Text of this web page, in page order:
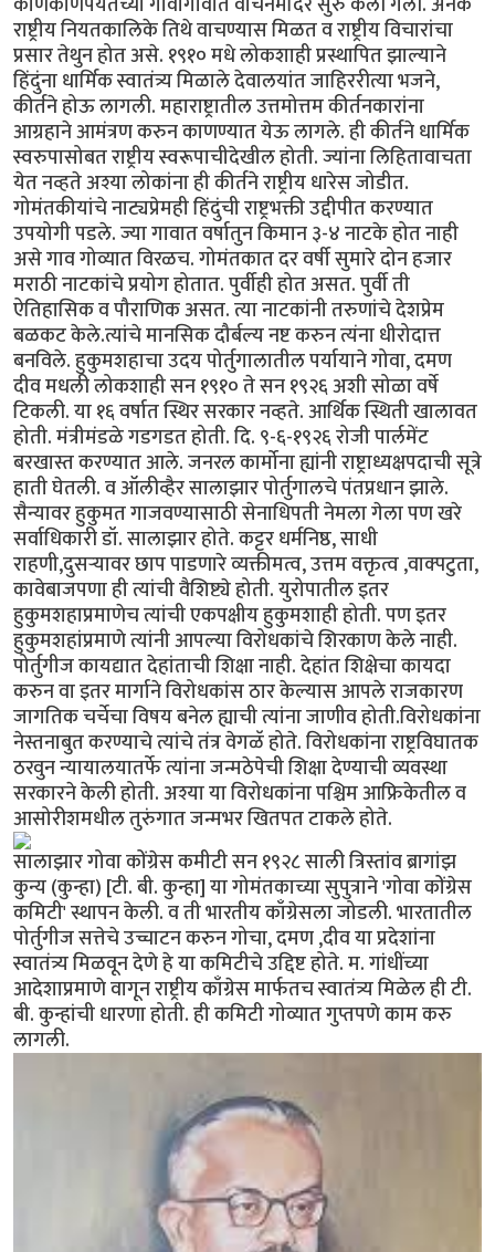
राष्ट्रीय नियतकालिके तिथे वाचण्यास मिळत व राष्ट्रीय विचारांचा
प्रसार तेथुन होत असे. १९१० मधे लोकशाही प्रस्थापित झाल्याने
हिंदुंना धार्मिक स्वातंत्र्य मिळाले देवालयांत जाहिररीत्या भजने,
कीर्तने होऊ लागली. महाराष्ट्रातील उत्तमोत्तम कीर्तनकारांना
आग्रहाने आमंत्रण करुन काणण्यात येऊ लागले. ही कीर्तने धार्मिक
स्वरुपासोबत राष्ट्रीय स्वरूपाचीदेखील होती. ज्यांना लिहितावाचता
येत नव्हते अश्या लोकांना ही कीर्तने राष्ट्रीय धारेस जोडीत.
गोमंतकीयांचे नाट्यप्रेमही हिंदुंची राष्ट्रभक्ती उद्दीपीत करण्यात
उपयोगी पडले. ज्या गावात वर्षातुन किमान ३-४ नाटके होत नाही
असे गाव गोव्यात विरळच. गोमंतकात दर वर्षी सुमारे दोन हजार
मराठी नाटकांचे प्रयोग होतात. पुर्वीही होत असत. पुर्वी ती
ऐतिहासिक व पौराणिक असत. त्या नाटकांनी तरुणांचे देशप्रेम
बळकट केले.त्यांचे मानसिक दौर्बल्य नष्ट करुन त्यंना धीरोदात्त
बनविले. हुकुमशहाचा उदय पोर्तुगालातील पर्यायाने गोवा, दमण
दीव मधली लोकशाही सन १९१० ते सन १९२६ अशी सोळा वर्षे
टिकली. या १६ वर्षात स्थिर सरकार नव्हते. आर्थिक स्थिती खालावत
होती. मंत्रीमंडळे गडगडत होती. दि. ९-६-१९२६ रोजी पार्लमेंट
बरखास्त करण्यात आले. जनरल कार्मोना ह्यांनी राष्ट्राध्यक्षपदाची सूत्रे
हाती घेतली. व ऑलीव्हैर सालाझार पोर्तुगालचे पंतप्रधान झाले.
सैन्यावर हुकुमत गाजवण्यासाठी सेनाधिपती नेमला गेला पण खरे
सर्वाधिकारी डॉ. सालाझार होते. कट्टर धर्मनिष्ठ, साधी
राहणी,दुसर्‍यावर छाप पाडणारे व्यक्तीमत्व, उत्तम वक्तृत्व ,वाक्पटुता,
कावेबाजपणा ही त्यांची वैशिष्ट्ये होती. युरोपातील इतर
हुकुमशहाप्रमाणेच त्यांची एकपक्षीय हुकुमशाही होती. पण इतर
हुकुमशहांप्रमाणे त्यांनी आपल्या विरोधकांचे शिरकाण केले नाही.
पोर्तुगीज कायद्यात देहांताची शिक्षा नाही. देहांत शिक्षेचा कायदा
करुन वा इतर मार्गाने विरोधकांस ठार केल्यास आपले राजकारण
जागतिक चर्चेचा विषय बनेल ह्याची त्यांना जाणीव होती.विरोधकांना
नेस्तनाबुत करण्याचे त्यांचे तंत्र वेगळॅ होते. विरोधकांना राष्ट्रविघातक
ठरवुन न्यायालयातर्फे त्यांना जन्मठेपेची शिक्षा देण्याची व्यवस्था
सरकारने केली होती. अश्या या विरोधकांना पश्चिम आफ्रिकेतील व
आसोरीशमधील तुरुंगात जन्मभर खितपत टाकले होते.
सालाझार गोवा कोंग्रेस कमीटी सन १९२८ साली त्रिस्तांव ब्रागांझ
कुन्य (कुन्हा) [टी. बी. कुन्हा] या गोमंतकाच्या सुपुत्राने 'गोवा कोंग्रेस
कमिटी' स्थापन केली. व ती भारतीय काँग्रेसला जोडली. भारतातील
पोर्तुगीज सत्तेचे उच्चाटन करुन गोचा, दमण ,दीव या प्रदेशांना
स्वातंत्र्य मिळवून देणे हे या कमिटीचे उद्दिष्ट होते. म. गांधींच्या
आदेशाप्रमाणे वागून राष्ट्रीय काँग्रेस मार्फतच स्वातंत्र्य मिळेल ही टी.
बी. कुन्हांची धारणा होती. ही कमिटी गोव्यात गुप्तपणे काम करु
लागली.